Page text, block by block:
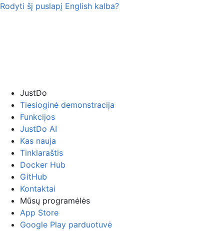
Rodyti šį puslapį English kalba?
JustDo
Tiesioginė demonstracija
Funkcijos
JustDo AI
Kas nauja
Tinklaraštis
Docker Hub
GitHub
Kontaktai
Mūsų programėlės
App Store
Google Play parduotuvė